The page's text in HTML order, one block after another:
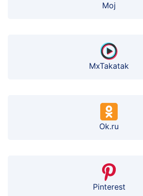
Moj
MxTakatak
Ok.ru
Pinterest